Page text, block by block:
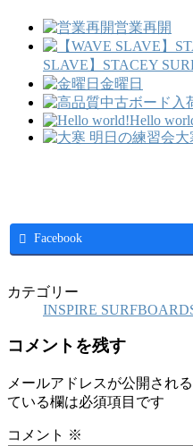
営業再開
SLAVE】STACEY
金曜日
Hello
大
Facebook
カテゴリー
INSPIRE
コメントを残す
メールアドレスが公開され
ている欄は必須項目です
コメント ※